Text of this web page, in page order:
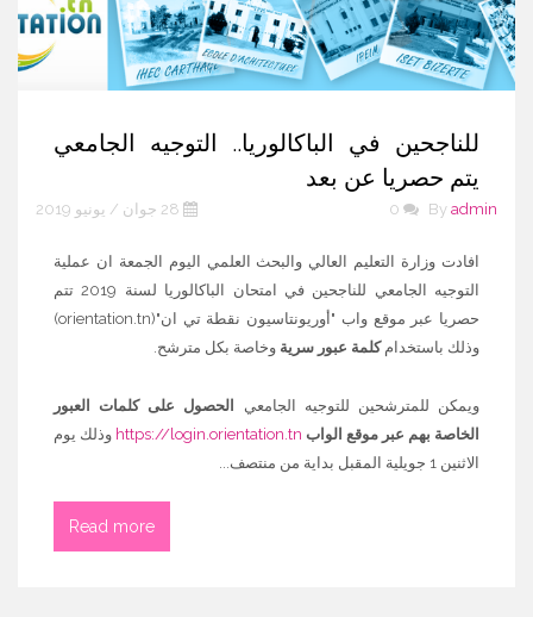
للناجحين في الباكالوريا.. التوجيه الجامعي
يتم حصريا عن بعد
By admin
افادت وزارة التعليم العالي والبحث العلمي اليوم الجمعة ان عملية
التوجيه الجامعي للناجحين في امتحان الباكالوريا لسنة 2019 تتم
حصريا عبر موقع واب "أوريونتاسيون نقطة تي ان"(orientation.tn)
وذلك باستخدامكلمة عبور سرية وخاصة بكل مترشح.
ويمكن للمترشحين للتوجيه الجامعي
الحصول على كلمات العبور
الخاصة بهم عبر موقع الواب https://login.orientation.tn وذلك يوم
الاثنين 1 جويلية المقبل بداية من منتصف...
Read more